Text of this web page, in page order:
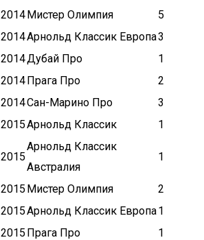
2014Мистер Олимпия
5
2014Арнольд Классик Европа3
2014Дубай Про
1
2014Прага Про
2
2014Сан-Марино Про
3
2015Арнольд Классик 1
2015
Арнольд Классик
Австралия
1
2015 Мистер Олимпия
2
2015Арнольд Классик Европа1
2015 Прага Про
1